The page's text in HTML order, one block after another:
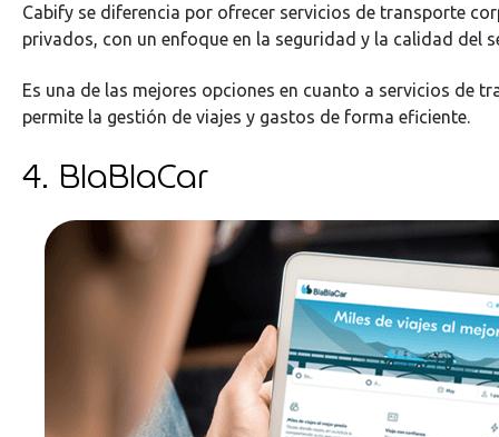
Cabify se diferencia por ofrecer servicios de transporte
privados, con un enfoque en la seguridad y la calidad del
Es una de las mejores opciones en cuanto a servicios de
permite la gestión de viajes y gastos de forma eficiente.
4. BlaBlaCar